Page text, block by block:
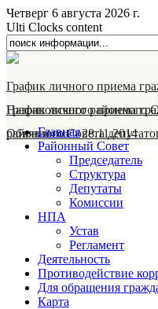
Четверг 6 августа 2026 г.
Ulti Clocks content
График личного приема
Назрановского районного
График личного приема
районного Совета
Объявление-28.11.2014
Главная
Районный Совет
Председатель
Структура
Депутаты
Комиссии
НПА
Устав
Регламент
Деятельность
Противодействие
Для обращения
Карта